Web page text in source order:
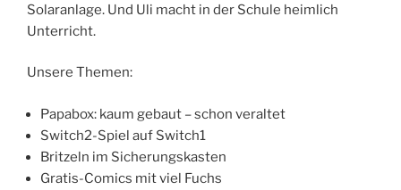
Solaranlage. Und Uli macht in der Schule heimlich
Unterricht.
Unsere Themen:
Papabox: kaum gebaut – schon veraltet
Switch2-Spiel auf Switch1
Britzeln im Sicherungskasten
Gratis-Comics mit viel Fuchs